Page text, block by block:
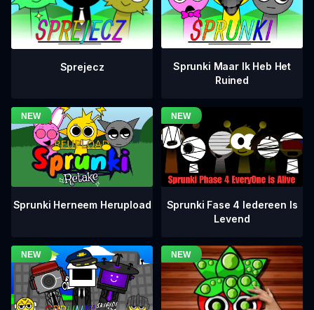
Sprejecz
Sprunki Maar Ik Heb Het
Ruined
Sprunki Herneem Herupload
Sprunki Fase 4 Iedereen Is
Levend